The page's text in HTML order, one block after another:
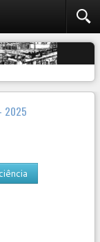
2025